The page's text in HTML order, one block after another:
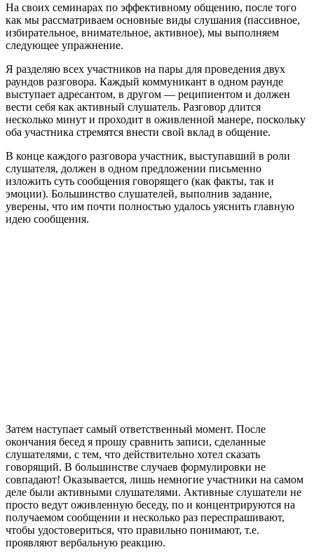
На своих семинарах по эффективному общению, после того
как мы рассматриваем основные виды слушания (пассивное,
избирательное, внимательное, активное), мы выполняем
следующее упражнение.
Я разделяю всех участников на пары для проведения двух
раундов разговора. Каждый коммуникант в одном раунде
выступает адресантом, в другом — реципиентом и должен
вести себя как активный слушатель. Разговор длится
несколько минут и проходит в оживленной манере, поскольку
оба участника стремятся внести свой вклад в общение.
В конце каждого разговора участник, выступавший в роли
слушателя, должен в одном предложении письменно
изложить суть сообщения говорящего (как факты, так и
эмоции). Большинство слушателей, выполнив задание,
уверены, что им почти полностью удалось уяснить главную
идею сообщения.
Затем наступает самый ответственный момент. После
окончания бесед я прошу сравнить записи, сделанные
слушателями, с тем, что действительно хотел сказать
говорящий. В большинстве случаев формулировки не
совпадают! Оказывается, лишь немногие участники на самом
деле были активными слушателями. Активные слушатели не
просто ведут оживленную беседу, по и концентрируются на
получаемом сообщении и несколько раз переспрашивают,
чтобы удостовериться, что правильно понимают, т.е.
проявляют вербальную реакцию.